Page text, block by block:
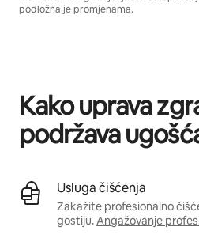
podložna je promjenama.
Kako uprava
podržava
Usluga čišćenja
Zakažite profesionalno
gostiju.Angažovanje